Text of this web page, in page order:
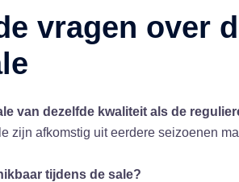
vragen over
van dezelfde kwaliteit als de
zijn afkomstig uit eerdere seizoenen
tijdens de sale?